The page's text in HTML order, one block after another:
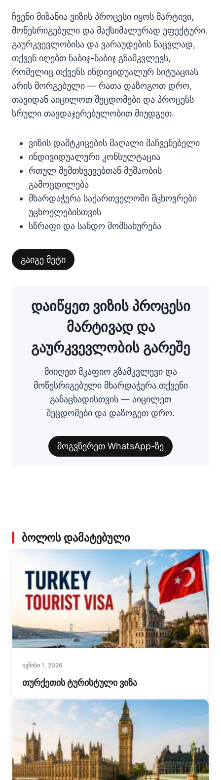
ჩვენი მიზანია ვიზის პროცესი იყოს მარტივი,
მოწესრიგებული და მაქსიმალურად ეფექტური.
გაურკვევლობისა და ვარაუდების ნაცვლად,
თქვენ იღებთ ნაბიჯ-ნაბიჯ გზამკვლევს,
რომელიც თქვენს ინდივიდუალურ სიტუაციას
არის მორგებული — რათა დაზოგოთ დრო,
თავიდან აიცილოთ შეცდომები და პროცესს
სრული თავდაჯერებულობით მიუდგეთ.
ვიზის დამტკიცების მაღალი მაჩვენებელი
ინდივიდუალური კონსულტაცია
რთულ შემთხვევებთან მუშაობის
გამოცდილება
მხარდაჭერა საქართველოში მცხოვრები
უცხოელებისთვის
სწრაფი და სანდო მომსახურება
გაიგე მეტი
დაიწყეთ ვიზის პროცესი
მარტივად და
გაურკვევლობის გარეშე
მიიღეთ მკაფიო გზამკვლევი და
მოწესრიგებული მხარდაჭერა თქვენი
განაცხადისთვის — აიცილეთ
შეცდომები და დაზოგეთ დრო.
მოგვწერეთ WhatsApp-ზე
ᲑᲝᲚᲝᲡ ᲓᲐᲛᲐᲢᲔᲑᲣᲚᲘ
ᲘᲕᲜᲘᲡᲘ 1, 2026
თურქეთის ტურისტული ვიზა